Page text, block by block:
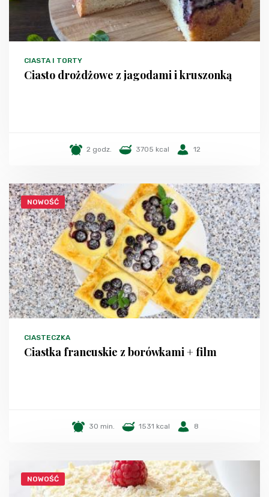
CIASTA I TORTY
Ciasto drożdżowe z jagodami i kruszonką
2 godz. 3705 kcal 12
NOWOŚĆ
CIASTECZKA
Ciastka francuskie z borówkami + film
30 min. 1531 kcal 8
NOWOŚĆ